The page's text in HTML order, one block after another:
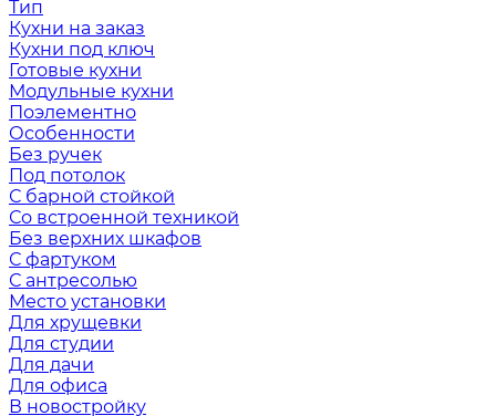
Тип
Кухни на заказ
Кухни под ключ
Готовые кухни
Модульные кухни
Поэлементно
Особенности
Без ручек
Под потолок
С барной стойкой
Со встроенной техникой
Без верхних шкафов
С фартуком
С антресолью
Место установки
Для хрущевки
Для студии
Для дачи
Для офиса
В новостройку